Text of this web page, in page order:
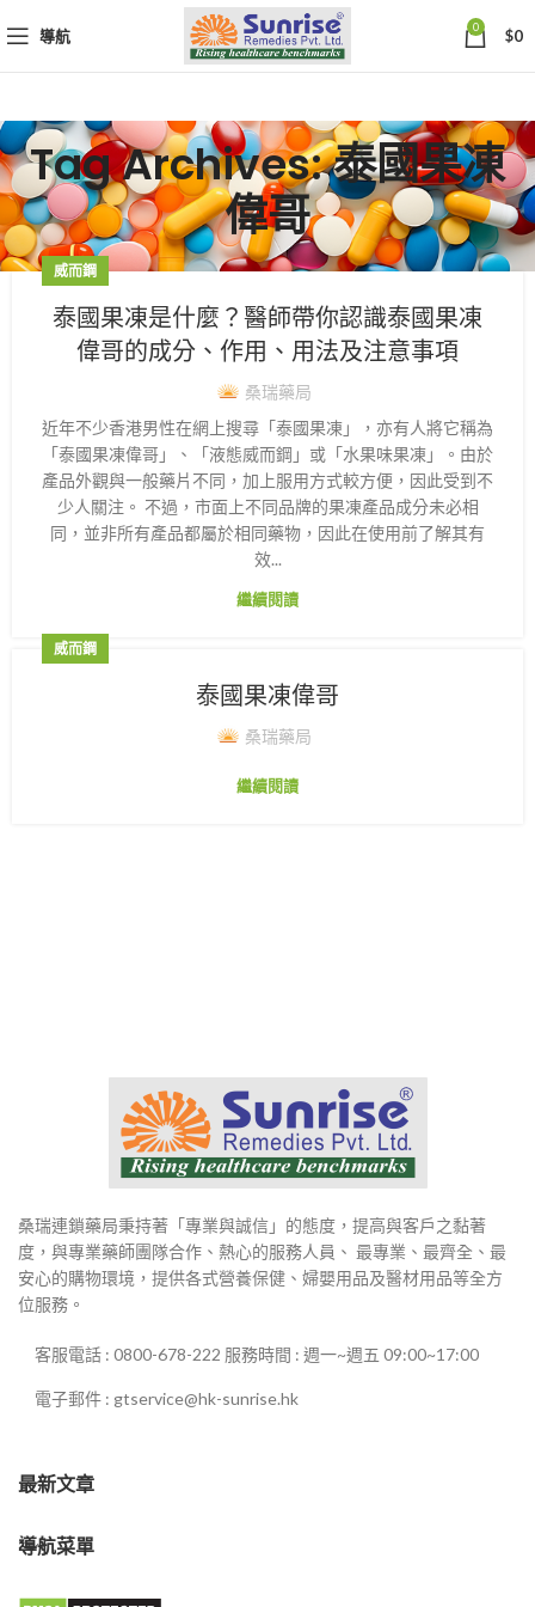
導航 0 $0
Tag Archives: 泰國果凍
偉哥
威而鋼
泰國果凍是什麼？醫師帶你認識泰國果凍
偉哥的成分、作用、用法及注意事項
桑瑞藥局
近年不少香港男性在網上搜尋「泰國果凍」，亦有人將它稱為
「泰國果凍偉哥」、「液態威而鋼」或「水果味果凍」。由於
產品外觀與一般藥片不同，加上服用方式較方便，因此受到不
少人關注。 不過，市面上不同品牌的果凍產品成分未必相
同，並非所有產品都屬於相同藥物，因此在使用前了解其有
效...
繼續閱讀
威而鋼
泰國果凍偉哥
桑瑞藥局
繼續閱讀
桑瑞連鎖藥局秉持著「專業與誠信」的態度，提高與客戶之黏著
度，與專業藥師團隊合作、熱心的服務人員、 最專業、最齊全、最
安心的購物環境，提供各式營養保健、婦嬰用品及醫材用品等全方
位服務。
客服電話 : 0800-678-222 服務時間 : 週一~週五 09:00~17:00
電子郵件 : gtservice@hk-sunrise.hk
最新文章
導航菜單